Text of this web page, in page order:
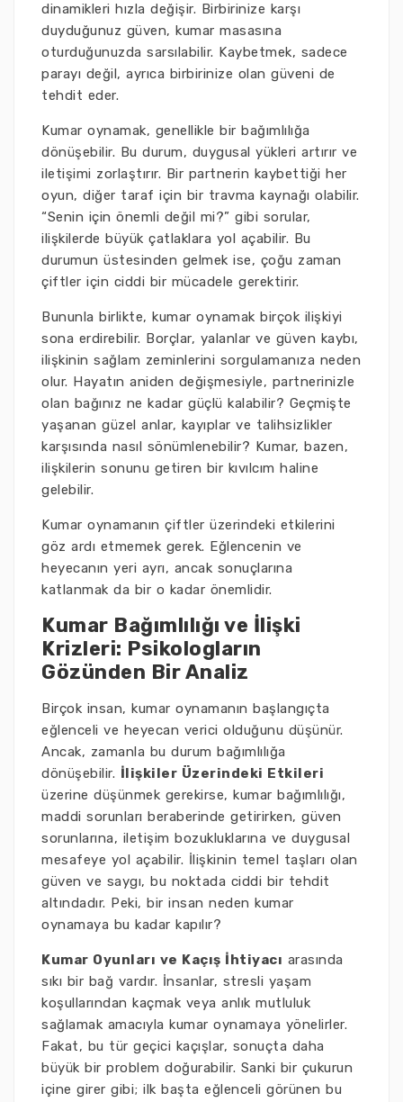
dinamikleri hızla değişir. Birbirinize karşı
duyduğunuz güven, kumar masasına
oturduğunuzda sarsılabilir. Kaybetmek, sadece
parayı değil, ayrıca birbirinize olan güveni de
tehdit eder.
Kumar oynamak, genellikle bir bağımlılığa
dönüşebilir. Bu durum, duygusal yükleri artırır ve
iletişimi zorlaştırır. Bir partnerin kaybettiği her
oyun, diğer taraf için bir travma kaynağı olabilir.
“Senin için önemli değil mi?” gibi sorular,
ilişkilerde büyük çatlaklara yol açabilir. Bu
durumun üstesinden gelmek ise, çoğu zaman
çiftler için ciddi bir mücadele gerektirir.
Bununla birlikte, kumar oynamak birçok ilişkiyi
sona erdirebilir. Borçlar, yalanlar ve güven kaybı,
ilişkinin sağlam zeminlerini sorgulamanıza neden
olur. Hayatın aniden değişmesiyle, partnerinizle
olan bağınız ne kadar güçlü kalabilir? Geçmişte
yaşanan güzel anlar, kayıplar ve talihsizlikler
karşısında nasıl sönümlenebilir? Kumar, bazen,
ilişkilerin sonunu getiren bir kıvılcım haline
gelebilir.
Kumar oynamanın çiftler üzerindeki etkilerini
göz ardı etmemek gerek. Eğlencenin ve
heyecanın yeri ayrı, ancak sonuçlarına
katlanmak da bir o kadar önemlidir.
Kumar Bağımlılığı ve İlişki
Krizleri: Psikologların
Gözünden Bir Analiz
Birçok insan, kumar oynamanın başlangıçta
eğlenceli ve heyecan verici olduğunu düşünür.
Ancak, zamanla bu durum bağımlılığa
dönüşebilir. İlişkiler Üzerindeki Etkileri
üzerine düşünmek gerekirse, kumar bağımlılığı,
maddi sorunları beraberinde getirirken, güven
sorunlarına, iletişim bozukluklarına ve duygusal
mesafeye yol açabilir. İlişkinin temel taşları olan
güven ve saygı, bu noktada ciddi bir tehdit
altındadır. Peki, bir insan neden kumar
oynamaya bu kadar kapılır?
Kumar Oyunları ve Kaçış İhtiyacı arasında
sıkı bir bağ vardır. İnsanlar, stresli yaşam
koşullarından kaçmak veya anlık mutluluk
sağlamak amacıyla kumar oynamaya yönelirler.
Fakat, bu tür geçici kaçışlar, sonuçta daha
büyük bir problem doğurabilir. Sanki bir çukurun
içine girer gibi; ilk başta eğlenceli görünen bu